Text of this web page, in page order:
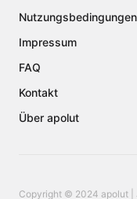
Nutzungsbedingungen
Impressum
FAQ
Kontakt
Über apolut
Copyright © 2024 apolut |